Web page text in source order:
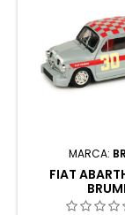
MARCA:
FIAT